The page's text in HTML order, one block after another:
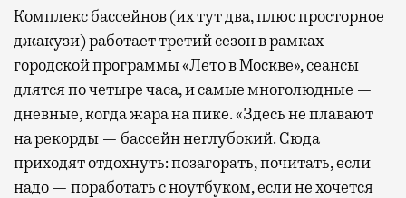
Комплекс бассейнов (их тут два, плюс просторное
джакузи) работает третий сезон в рамках
городской программы «Лето в Москве», сеансы
длятся по четыре часа, и самые многолюдные —
дневные, когда жара на пике. «Здесь не плавают
на рекорды — бассейн неглубокий. Сюда
приходят отдохнуть: позагорать, почитать, если
надо — поработать с ноутбуком, если не хочется